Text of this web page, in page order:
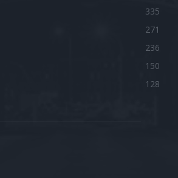
335
271
236
150
128